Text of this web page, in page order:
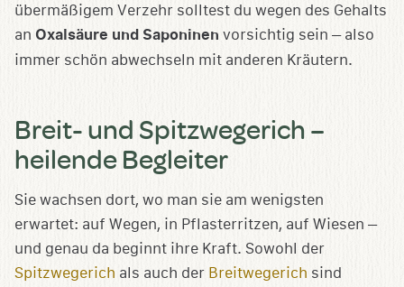
übermäßigem Verzehr solltest du wegen des Gehalts
an Oxalsäure und Saponinen vorsichtig sein – also
immer schön abwechseln mit anderen Kräutern.
Breit- und Spitzwegerich –
heilende Begleiter
Sie wachsen dort, wo man sie am wenigsten
erwartet: auf Wegen, in Pflasterritzen, auf Wiesen –
und genau da beginnt ihre Kraft. Sowohl der
Spitzwegerich als auch der Breitwegerich sind